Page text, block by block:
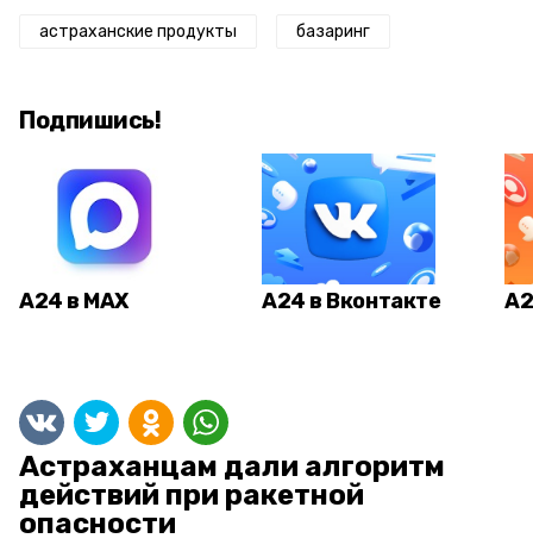
астраханские продукты базаринг
Подпишись!
А24 в MAX А24 в Вконтакте
Астраханцам дали алгоритм
действий при ракетной
опасности